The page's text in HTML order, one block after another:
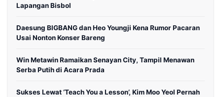
Lapangan Bisbol
Daesung BIGBANG dan Heo Youngji Kena Rumor Pacaran
Usai Nonton Konser Bareng
Win Metawin Ramaikan Senayan City, Tampil Menawan
Serba Putih di Acara Prada
Sukses Lewat ‘Teach You a Lesson’, Kim Moo Yeol Pernah